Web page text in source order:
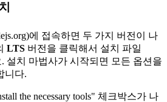
에 접속하면 두 가지 버전이 나
LTS 버전을 클릭해서 설치 파일
설치 마법사가 시작되면 모든 옵션을
니다.
the necessary tools" 체크박스가 나